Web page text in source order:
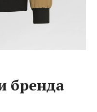
бренда